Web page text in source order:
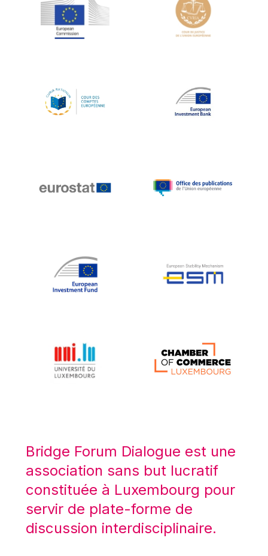
Jean-Louis Schiltz
Jean-Victor Louis
Johnny Åkerholm
Katharien L.C. Hunt
Klaus-Heiner Lehne
Koen LENAERTS
Lars Heikensten
Lucas Papademos
Máire Geoghegan-Quinn
Mario Centeno
Mario Monti
Maroš ŠEFČOVIČ
Martin Bailey
Martine Reicherts
Bridge Forum Dialogue est une
association sans but lucratif
constituée à Luxembourg pour
servir de plate-forme de
discussion interdisciplinaire.